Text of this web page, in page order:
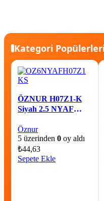
Kategori
ÖZNUR H07Z1-K
Siyah 2.5 NYAF
Öznur
5 üzerinden 0 oy aldı
₺44,63
Sepete Ekle